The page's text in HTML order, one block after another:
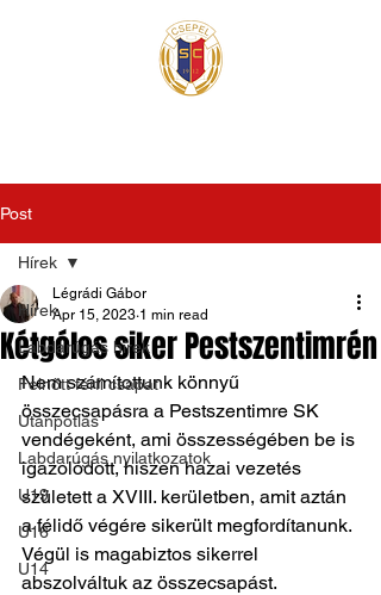
Post
Hírek
Labdarúgás hírek
Felnőtt férfi csapat
Utánpótlás
Labdarúgás nyilatkozatok
U19
U16
U14
Hírek
Kétgólos siker Pestszentimrén
Légrádi Gábor
Apr 15, 2023 1 min read
Nem számítottunk könnyű
összecsapásra a Pestszentimre SK
vendégeként, ami összességében be is
igazolódott, hiszen hazai vezetés
született a XVIII. kerületben, amit aztán
a félidő végére sikerült megfordítanunk.
Végül is magabiztos sikerrel
abszolváltuk az összecsapást.